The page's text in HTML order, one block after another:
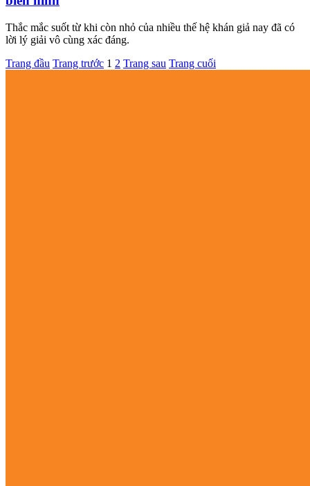
Thắc mắc suốt từ khi còn nhỏ của nhiều thế hệ khán giả nay đã có
lời lý giải vô cùng xác đáng.
Trang đầu Trang trước 1 2 Trang sau Trang cuối